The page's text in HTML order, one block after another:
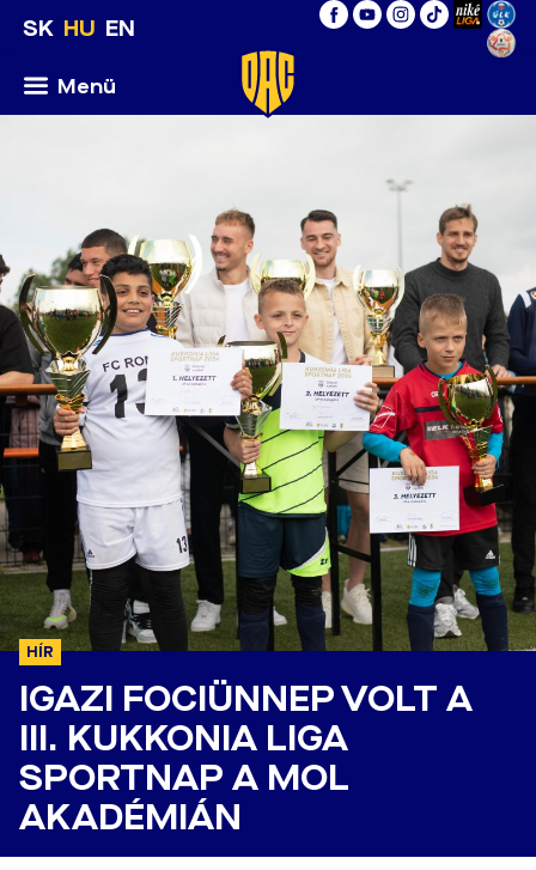
SK HU EN
Menü
HÍR
IGAZI FOCIÜNNEP VOLT A
III. KUKKONIA LIGA
SPORTNAP A MOL
AKADÉMIÁN